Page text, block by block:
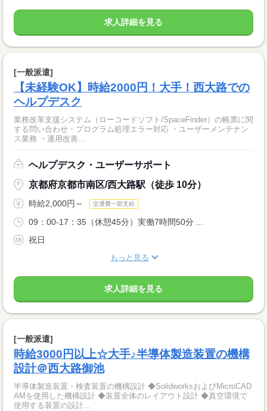
求人詳細を見る
[一般派遣]
【未経験OK】時給2000円！大手！西大路での
ヘルプデスク
業務改革支援システム（ローコードソフト/SpaceFinder）の帳票に関
する問い合わせ・プログラム処理エラー対応 ・ユーザーメンテナン
ス業務 ・運用改善...
ヘルプデスク・ユーザーサポート
京都府京都市南区/西大路駅（徒歩 10分）
時給2,000円～ 交通費一部支給
09：00-17：35（休憩45分）実働7時間50分 ...
祝日
もっと見る
求人詳細を見る
[一般派遣]
時給3000円以上☆大手♪半導体製造装置の機構
設計＠西大路御池
半導体製造装置・検査装置の機構設計 ◆SolidworksおよびMicroCAD
AMを使用した機構設計 ◆装置全体のレイアウト設計 ◆真空環境で
使用する装置の設計...